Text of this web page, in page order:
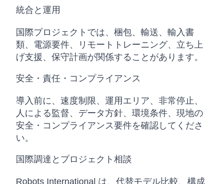
統合と運用
国際プロジェクトでは、梱包、輸送、輸入書
類、電源要件、リモートトレーニング、立ち上
げ支援、保守計画が関係することがあります。
安全・責任・コンプライアンス
導入前に、速度制限、運用エリア、非常停止、
人による監督、データ方針、環境条件、現地の
安全・コンプライアンス要件を確認してくださ
い。
国際調達とプロジェクト相談
Robots International は、代替モデル比較、構成